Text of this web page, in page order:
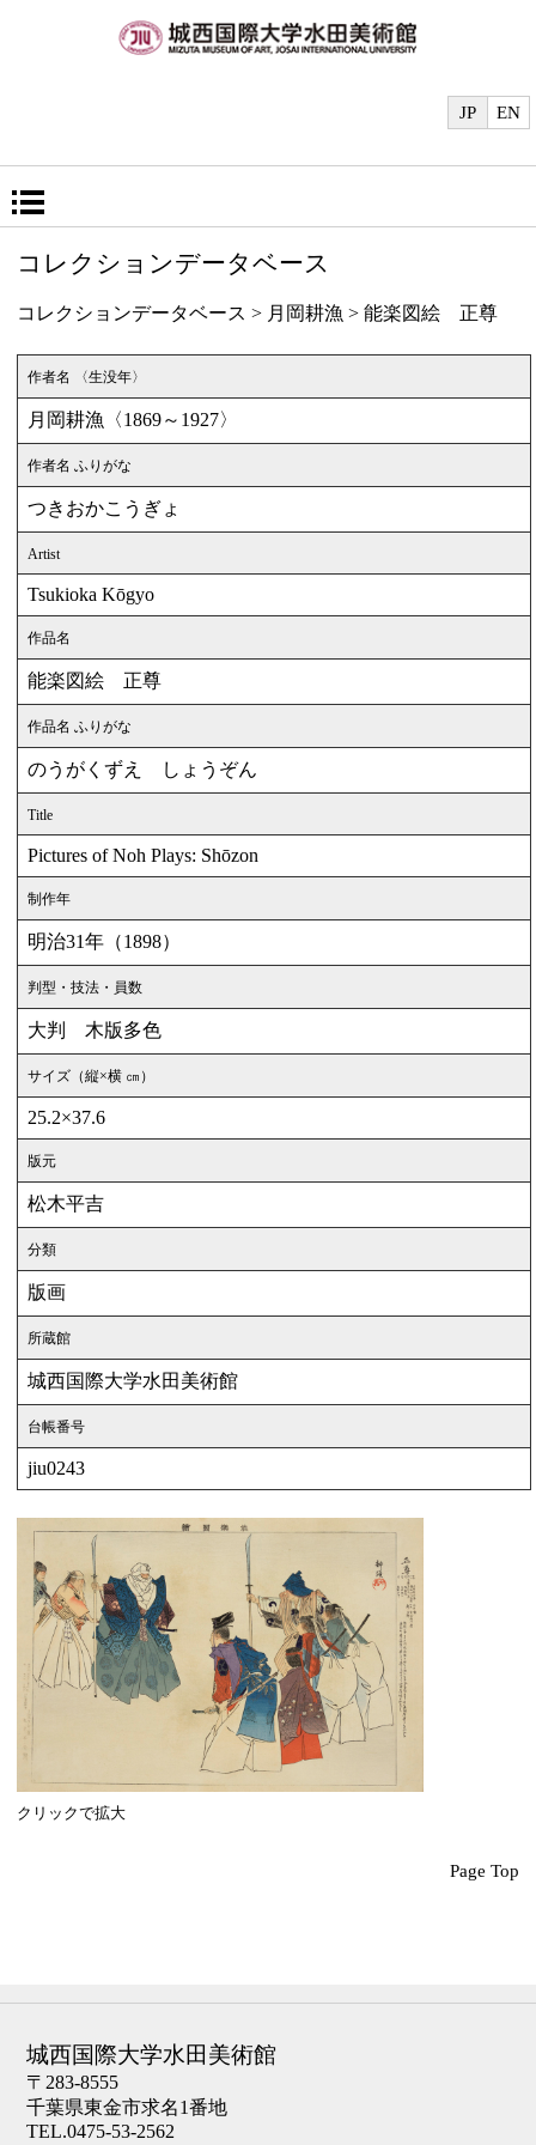
EN
JP
コレクションデータベース
コレクションデータベース > 月岡耕漁 > 能楽図絵 正尊
作者名 〈生没年〉
月岡耕漁〈1869～1927〉
作者名 ふりがな
つきおかこうぎょ
Artist
Tsukioka Kōgyo
作品名
能楽図絵 正尊
作品名 ふりがな
のうがくずえ しょうぞん
Title
Pictures of Noh Plays: Shōzon
制作年
明治31年（1898）
判型・技法・員数
大判 木版多色
サイズ（縦×横 ㎝）
25.2×37.6
版元
松木平吉
分類
版画
所蔵館
城西国際大学水田美術館
台帳番号
jiu0243
クリックで拡大
Page Top
城西国際大学水田美術館
〒283-8555
千葉県東金市求名1番地
TEL.0475-53-2562